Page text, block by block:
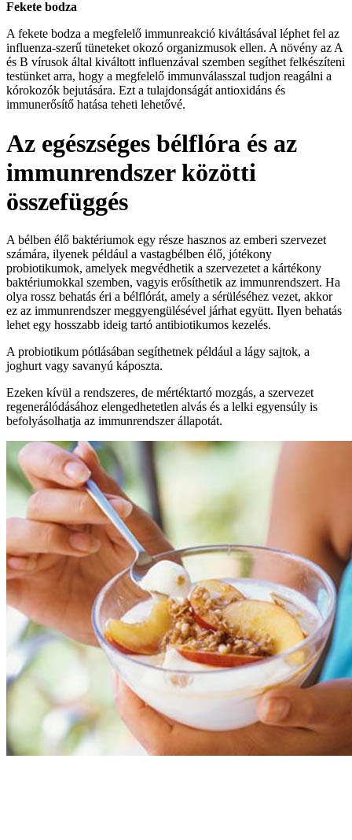
Fekete bodza
A fekete bodza a megfelelő immunreakció kiváltásával léphet fel az
influenza-szerű tüneteket okozó organizmusok ellen. A növény az A
és B vírusok által kiváltott influenzával szemben segíthet felkészíteni
testünket arra, hogy a megfelelő immunválasszal tudjon reagálni a
kórokozók bejutására. Ezt a tulajdonságát antioxidáns és
immunerősítő hatása teheti lehetővé.
Az egészséges bélflóra és az
immunrendszer közötti
összefüggés
A bélben élő baktériumok egy része hasznos az emberi szervezet
számára, ilyenek például a vastagbélben élő, jótékony
probiotikumok, amelyek megvédhetik a szervezetet a kártékony
baktériumokkal szemben, vagyis erősíthetik az immunrendszert. Ha
olya rossz behatás éri a bélflórát, amely a sérüléséhez vezet, akkor
ez az immunrendszer meggyengülésével járhat együtt. Ilyen behatás
lehet egy hosszabb ideig tartó antibiotikumos kezelés.
A probiotikum pótlásában segíthetnek például a lágy sajtok, a
joghurt vagy savanyú káposzta.
Ezeken kívül a rendszeres, de mértéktartó mozgás, a szervezet
regenerálódásához elengedhetetlen alvás és a lelki egyensúly is
befolyásolhatja az immunrendszer állapotát.